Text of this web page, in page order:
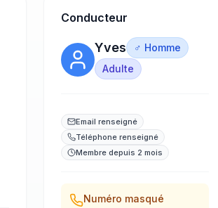
Conducteur
Yves
♂ Homme
Adulte
Email renseigné
Téléphone renseigné
Membre depuis 2 mois
Numéro masqué